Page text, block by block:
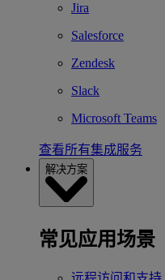
Jira
Salesforce
Zendesk
Slack
Microsoft Teams
查看所有集成服务
解决方案
常见应用场景